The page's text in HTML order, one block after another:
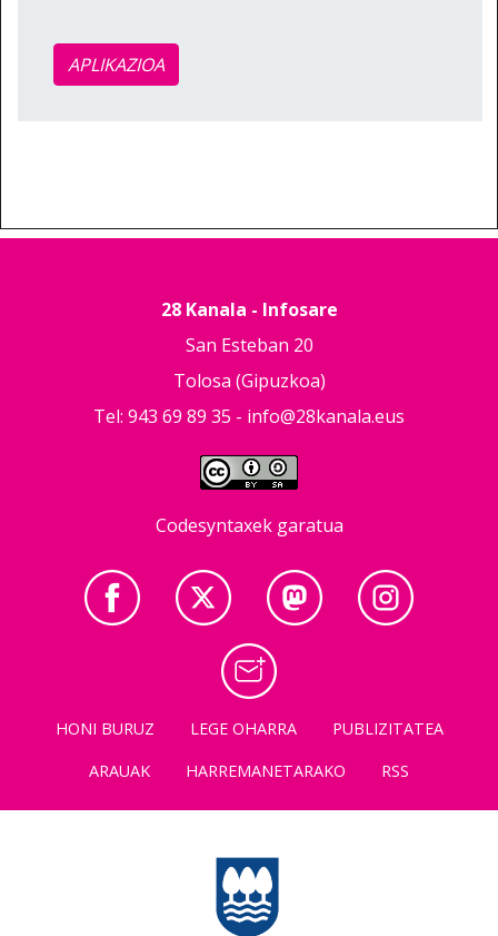
APLIKAZIOA
28 Kanala - Infosare
San Esteban 20
Tolosa (Gipuzkoa)
Tel: 943 69 89 35 - info@28kanala.eus
Codesyntaxek garatua
HONI BURUZ LEGE OHARRA
PUBLIZITATEA
ARAUAK
HARREMANETARAKO RSS